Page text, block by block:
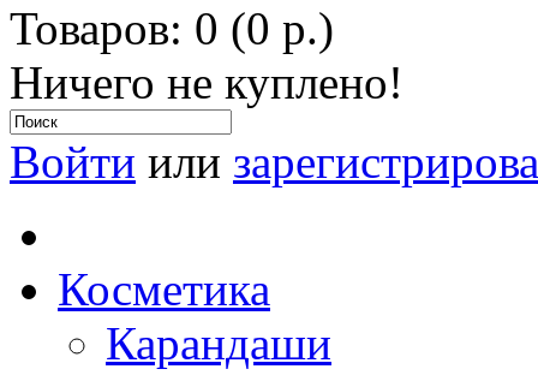
Товаров: 0 (0 р.)
Ничего не куплено!
Войти или
Косметика
Карандаши